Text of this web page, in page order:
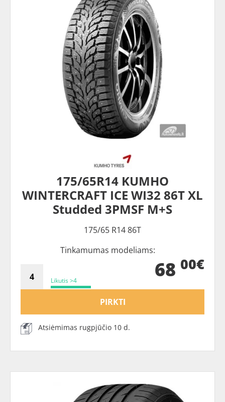
175/65R14 KUMHO
WINTERCRAFT ICE WI32 86T XL
Studded 3PMSF M+S
175/65 R14 86T
Tinkamumas modeliams:
Likutis >4 68 00€
PIRKTI
Atsiėmimas rugpjūčio 10 d.